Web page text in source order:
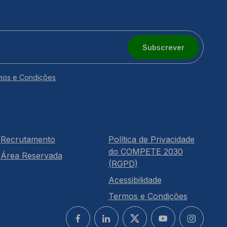
Subscrever
e Condições
Recrutamento
Área Reservada
Política de Privacidade
do COMPETE 2030
(RGPD)
Acessibilidade
Termos e Condições